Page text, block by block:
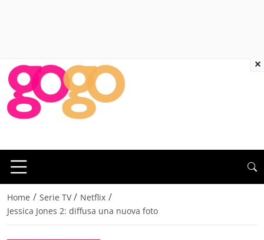
Home / Serie TV / Netflix /
Jessica Jones 2: diffusa una nuova foto
×